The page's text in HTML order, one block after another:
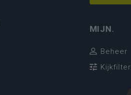
MIJN.
Beheer
Kijkfilter